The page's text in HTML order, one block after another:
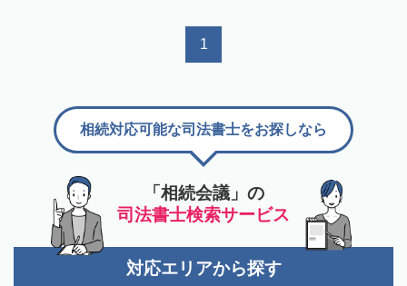
1
「相続会議」の
司法書士検索サービス
相続対応可能な司法書士をお探しなら
対応エリアから探す